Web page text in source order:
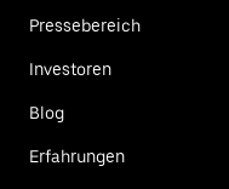
Pressebereich
Investoren
Blog
Erfahrungen